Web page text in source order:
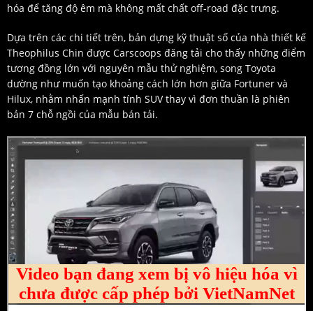
hóa để tăng độ êm mà không mất chất off-road đặc trưng.
Dựa trên các chi tiết trên, bản dựng kỹ thuật số của nhà thiết kế
Theophilus Chin được Carscoops đăng tải cho thấy những điểm
tương đồng lớn với nguyên mẫu thử nghiệm, song Toyota
dường như muốn tạo khoảng cách lớn hơn giữa Fortuner và
Hilux, nhằm nhấn mạnh tính SUV thay vì đơn thuần là phiên
bản 7 chỗ ngồi của mẫu bán tải.